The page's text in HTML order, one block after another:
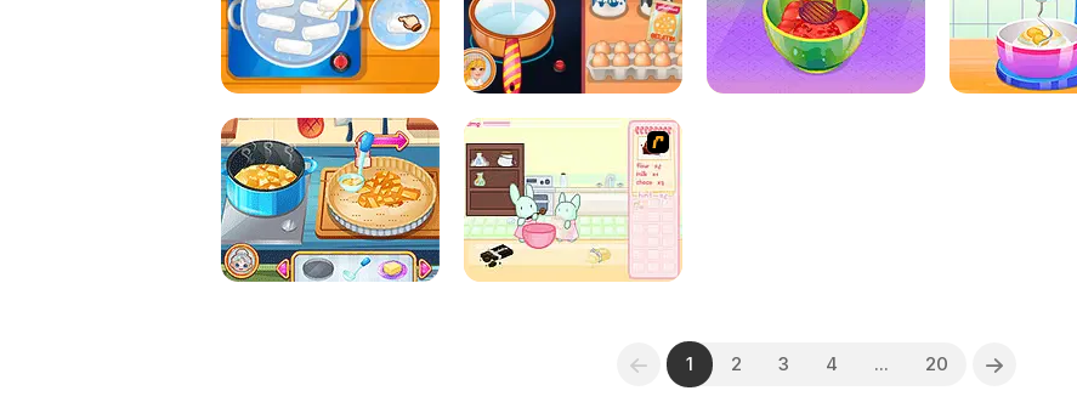
1 2 3 4 ... 20